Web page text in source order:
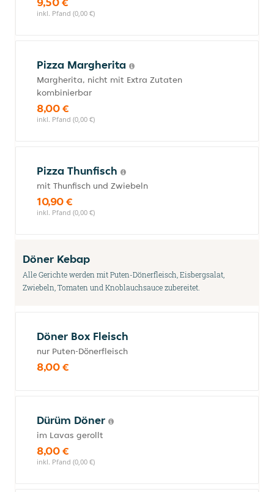
inkl. Pfand (0,00 €)
Pizza Margherita
Margherita, nicht mit Extra Zutaten
kombinierbar
8,00 €
inkl. Pfand (0,00 €)
Pizza Thunfisch
mit Thunfisch und Zwiebeln
10,90 €
inkl. Pfand (0,00 €)
Döner Kebap
Alle Gerichte werden mit Puten-Dönerfleisch, Eisbergsalat,
Zwiebeln, Tomaten und Knoblauchsauce zubereitet.
Döner Box Fleisch
nur Puten-Dönerfleisch
8,00 €
Dürüm Döner
im Lavas gerollt
8,00 €
inkl. Pfand (0,00 €)